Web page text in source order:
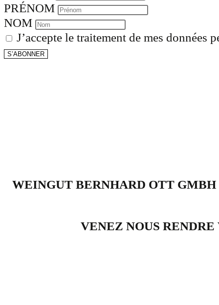
PRÉNOM
NOM
J’accepte le traitement de mes données
S’ABONNER
WEINGUT BERNHARD OTT GMBH
VENEZ NOUS